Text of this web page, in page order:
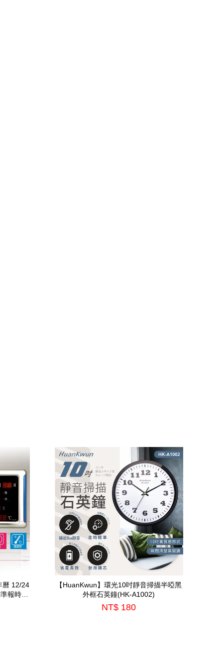
曆 12/24
報時
【HuanKwun】環光10吋靜音掃描半啞黑
外框石英鐘(HK-A1002)
NT$ 180